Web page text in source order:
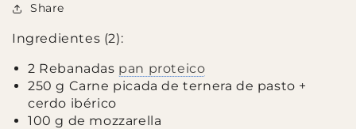
Share
Ingredientes (2):
2 Rebanadas pan proteico
250 g Carne picada de ternera de pasto +
cerdo ibérico
100 g de mozzarella